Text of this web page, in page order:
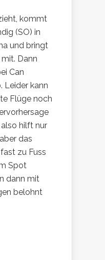
kommt
(SO) in
und bringt
Dann
Can
Leider kann
Flüge noch
hilft nur
das
zu Fuss
Spot
dann mit
belohnt